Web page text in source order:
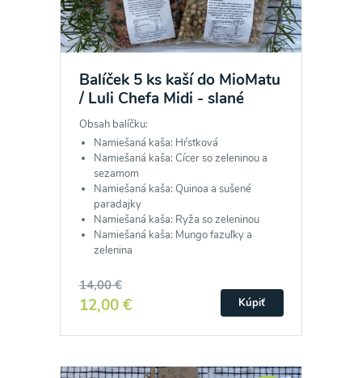
Balíček 5 ks kaší do MioMatu
/ Luli Chefa Midi - slané
Obsah balíčku:
Namiešaná kaša: Hŕstková
Namiešaná kaša: Cícer so zeleninou a
sezamom
Namiešaná kaša: Quinoa a sušené
paradajky
Namiešaná kaša: Ryža so zeleninou
Namiešaná kaša: Mungo fazuľky a
zelenina
14,00 €
12,00 € Kúpiť